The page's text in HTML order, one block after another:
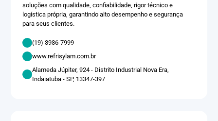
soluções com qualidade, confiabilidade, rigor técnico e
logística própria, garantindo alto desempenho e segurança
para seus clientes.
(19) 3936-7999
www.refrisylam.com.br
Alameda Júpiter, 924 - Distrito Industrial Nova Era,
Indaiatuba - SP, 13347-397